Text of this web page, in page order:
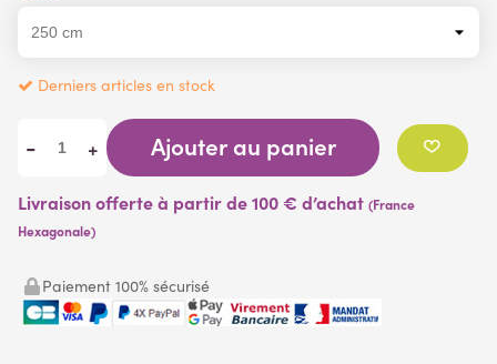
Derniers articles en stock
- + Ajouter au panier
Livraison offerte à partir de 100 € d’achat (France
Hexagonale)
Paiement 100% sécurisé